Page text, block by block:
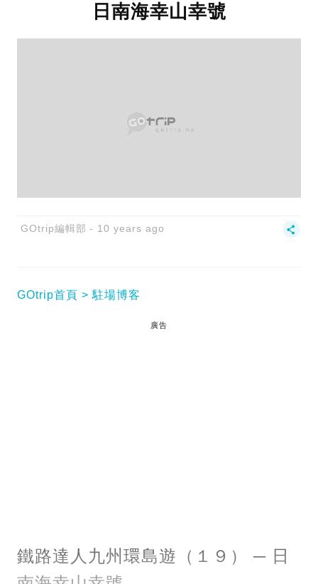
日南海幸山幸號
GOtrip編輯部 10 years ago
GOtrip首頁 駐場博客
廣告
鐵路達人九州環島遊（１９） ─ 日